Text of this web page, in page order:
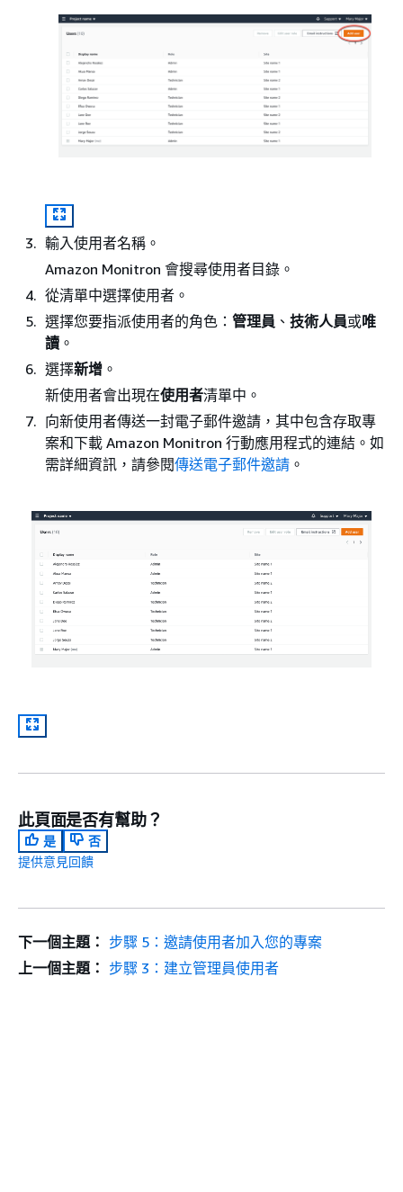
輸入使用者名稱。
Amazon Monitron 會搜尋使用者目錄。
從清單中選擇使用者。
選擇您要指派使用者的角色： 管理員 、 技術人員或唯
讀 。
選擇新增 。
新使用者會出現在使用者清單中。
向新使用者傳送一封電子郵件邀請，其中包含存取專
案和下載 Amazon Monitron 行動應用程式的連結。如
需詳細資訊，請參閱傳送電子郵件邀請 。
此頁面是否有幫助？
是
否
提供意見回饋
下一個主題： 步驟 5：邀請使用者加入您的專案
上一個主題： 步驟 3：建立管理員使用者